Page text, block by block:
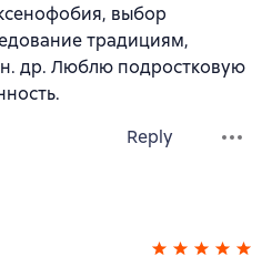
выбор
традициям,
др. Люблю подростковую
Reply